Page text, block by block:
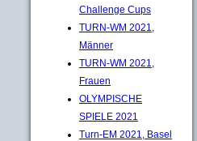
Challenge Cups
TURN-WM 2021,
Männer
TURN-WM 2021,
Frauen
OLYMPISCHE
SPIELE 2021
Turn-EM 2021, Basel